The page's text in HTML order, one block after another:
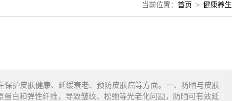
当前位置： 首页 > 健康养生
护皮肤健康、延缓衰老、预防皮肤癌等方面。一、防晒与皮肤
白和弹性纤维，导致皱纹、松弛等光老化问题，防晒可有效延